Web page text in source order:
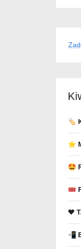
🏷️
⭐
🤩
🎟
❤️
📲